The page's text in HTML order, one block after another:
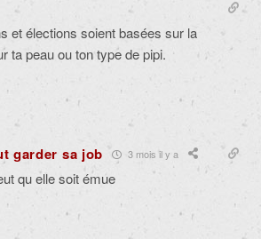
et élections soient basées sur la
ta peau ou ton type de pipi.
garder sa job 3 mois il y a
qu elle soit émue